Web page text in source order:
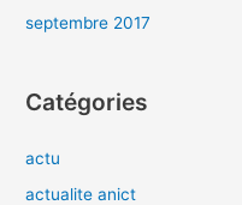
septembre 2017
Catégories
actu
actualite anict